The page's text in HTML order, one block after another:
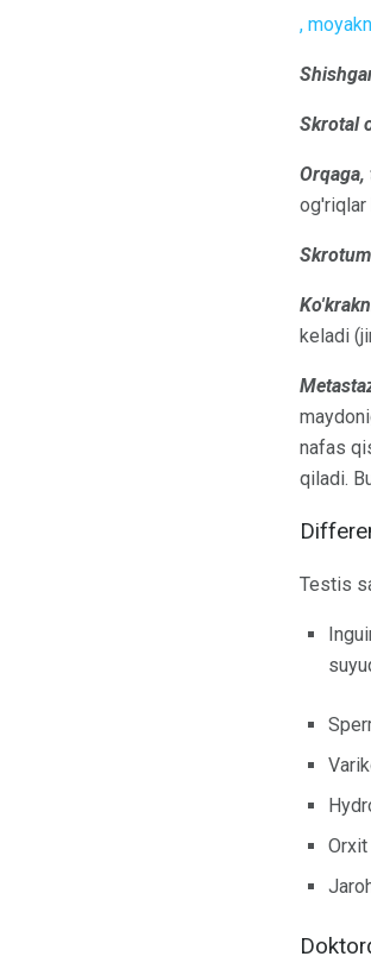
,
Skrotal
og'riqlar
keladi
nafas
qiladi.
Testis
Orxit